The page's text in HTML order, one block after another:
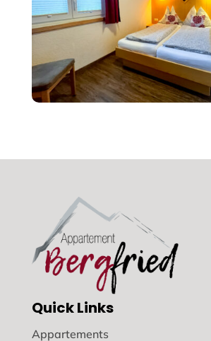
Quick Links
Appartements